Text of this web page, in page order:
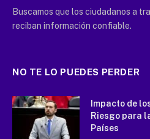
Buscamos que los ciudadanos a
reciban información confiable.
NO TE LO PUEDES PERDER
Impacto de
Riesgo para
Países